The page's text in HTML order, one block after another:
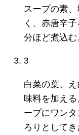
スープの素
く、赤唐辛
分ほど煮込む
3
白菜の葉、
味料を加え
ープにワン
ろりとして